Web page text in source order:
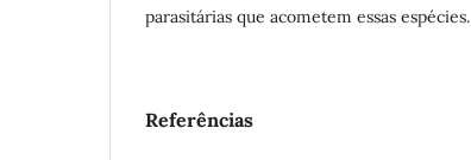
parasitárias que acometem essas espécies.
Referências